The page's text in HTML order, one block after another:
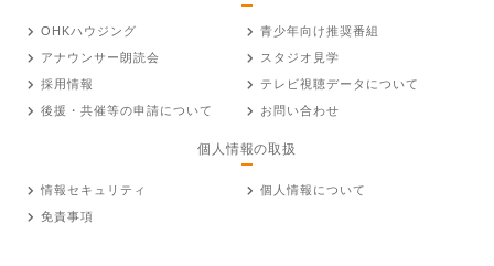
OHKハウジング
青少年向け推奨番組
アナウンサー朗読会
スタジオ見学
採用情報
テレビ視聴データについて
後援・共催等の申請について
お問い合わせ
個人情報の取扱
情報セキュリティ
個人情報について
免責事項